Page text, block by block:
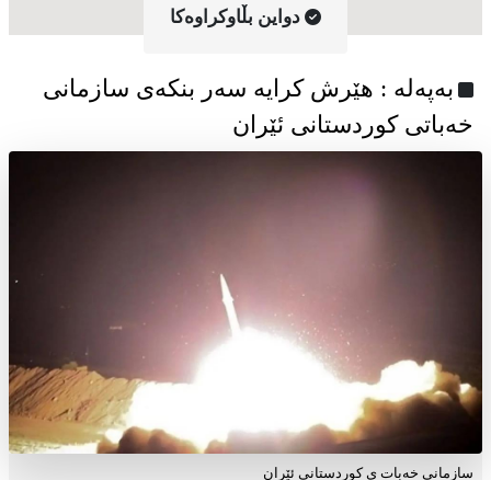
دواین بڵاوکراوه‌کا
به‌په‌له‌ : هێرش کرایە سەر بنکەی سازمانی
خەباتی کوردستانی ئێران
سازمانی خەبات ی کوردستانی ئێران